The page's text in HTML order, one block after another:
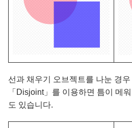
선과 채우기 오브젝트를 나눈 경
「Disjoint」를 이용하면 틈이 메
도 있습니다.